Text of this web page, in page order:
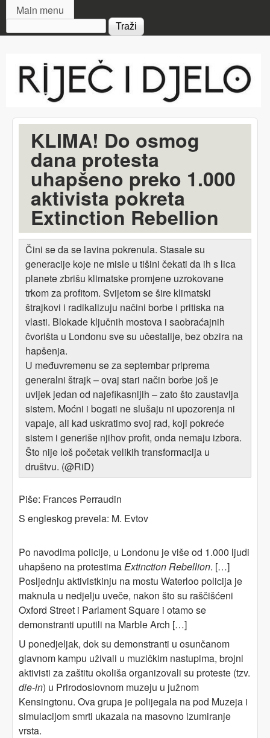
MAIN MENU
Main menu
Search form
i djelo
KLIMA! Do osmog
dana protesta
uhapšeno preko 1.000
aktivista pokreta
Extinction Rebellion
Čini se da se lavina pokrenula. Stasale su
generacije koje ne misle u tišini čekati da ih s lica
planete zbrišu klimatske promjene uzrokovane
trkom za profitom. Svijetom se šire klimatski
štrajkovi i radikalizuju načini borbe i pritiska na
vlasti. Blokade ključnih mostova i saobraćajnih
čvorišta u Londonu sve su učestalije, bez obzira na
hapšenja.
U međuvremenu se za septembar priprema
generalni štrajk – ovaj stari način borbe još je
uvijek jedan od najefikasnijih – zato što zaustavlja
sistem. Moćni i bogati ne slušaju ni upozorenja ni
vapaje, ali kad uskratimo svoj rad, koji pokreće
sistem i generiše njihov profit, onda nemaju izbora.
Što nije loš početak velikih transformacija u
društvu. (@RiD)
Piše: Frances Perraudin
S engleskog prevela: M. Evtov
Po navodima policije, u Londonu je više od 1.000 ljudi
uhapšeno na protestimaExtinction Rebellion. […]
Posljednju aktivistkinju na mostu Waterloo policija je
maknula u nedjelju uveče, nakon što su raščišćeni
Oxford Street i Parlament Square i otamo se
demonstranti uputili na Marble Arch […]
U ponedjeljak, dok su demonstranti u osunčanom
glavnom kampu uživali u muzičkim nastupima, brojni
aktivisti za zaštitu okoliša organizovali su proteste (tzv.
die-in) u Prirodoslovnom muzeju u južnom
Kensingtonu. Ova grupa je polijegala na pod Muzeja i
simulacijom smrti ukazala na masovno izumiranje
vrsta.